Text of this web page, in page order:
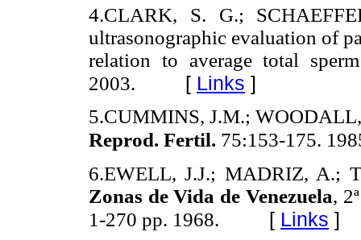
4.CLARK, S. G.;
ultrasonographic evaluation of
relation to average total
2003.
[ Links ]
5.CUMMINS, J.M.; WOODALL,
Reprod. Fertil. 75:153-175.
6.EWELL, J.J.; MADRIZ, A.;
Zonas de Vida de Venezuela,
1-270 pp. 1968.
[ Links ]